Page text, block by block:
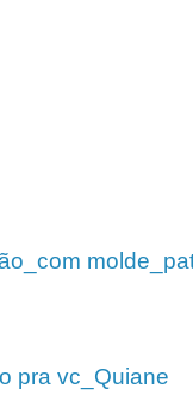
pra vc_Quiane